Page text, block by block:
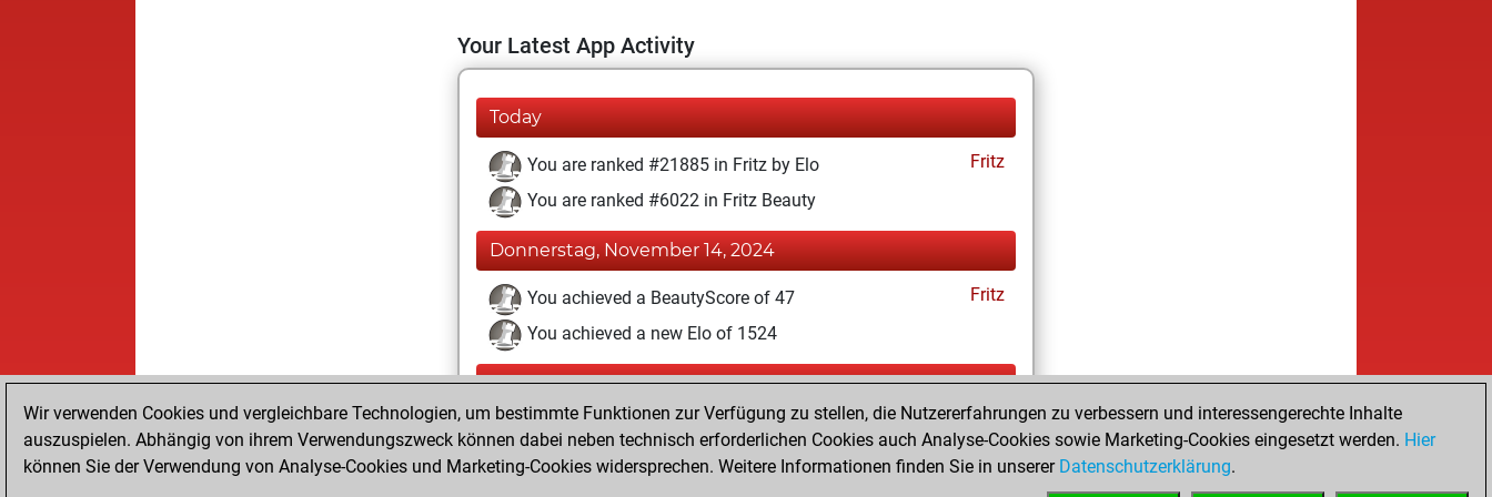
Your Latest App Activity
Today
You are ranked #21885 in Fritz by Elo
Fritz
You are ranked #6022 in Fritz Beauty
Donnerstag, November 14, 2024
You achieved a BeautyScore of 47
Fritz
You achieved a new Elo of 1524
Montag, September 30, 2024
You won against Fritz
Fritz
You created your Fritz account
Wir verwenden Cookies und vergleichbare Technologien, um bestimmte Funktionen zur Verfügung zu stellen, die Nutzererfahrungen zu verbessern und interessengerechte Inhalte
auszuspielen. Abhängig von ihrem Verwendungszweck können dabei neben technisch erforderlichen Cookies auch Analyse-Cookies sowie Marketing-Cookies eingesetzt werden. Hier
können Sie der Verwendung von Analyse-Cookies und Marketing-Cookies widersprechen. Weitere Informationen finden Sie in unserer Datenschutzerklärung.